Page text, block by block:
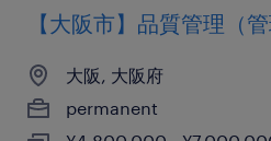
【大阪市】品質管理（管
大阪, 大阪府
permanent